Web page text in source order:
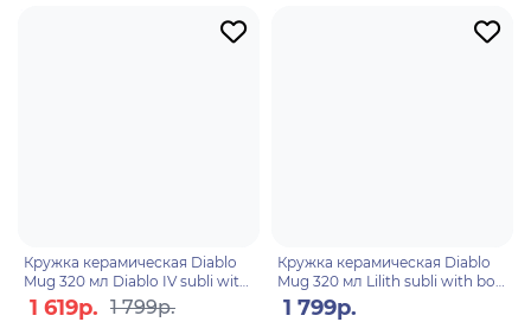
Кружка керамическая Diablo
Mug 320 мл Diablo IV subli with
box x2 ABYMUGA353
1 619р. 1 799р.
Кружка керамическая Diablo
Mug 320 мл Lilith subli with box
x2 ABYMUGA352
1 799р.